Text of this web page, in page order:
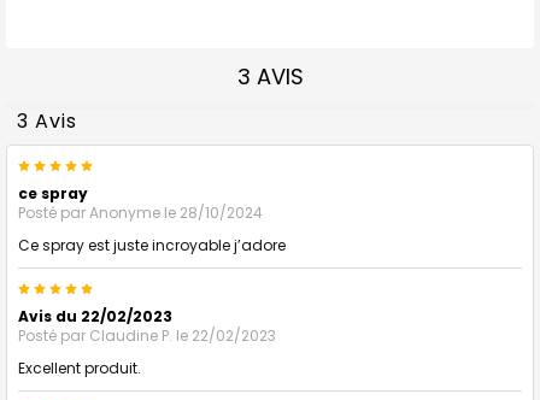
3 AVIS
3 Avis
5
ce spray
Posté parAnonyme le 28/10/2024
Ce spray est juste incroyable j’adore
5
Avis du 22/02/2023
Posté par Claudine P. le 22/02/2023
Excellent produit.